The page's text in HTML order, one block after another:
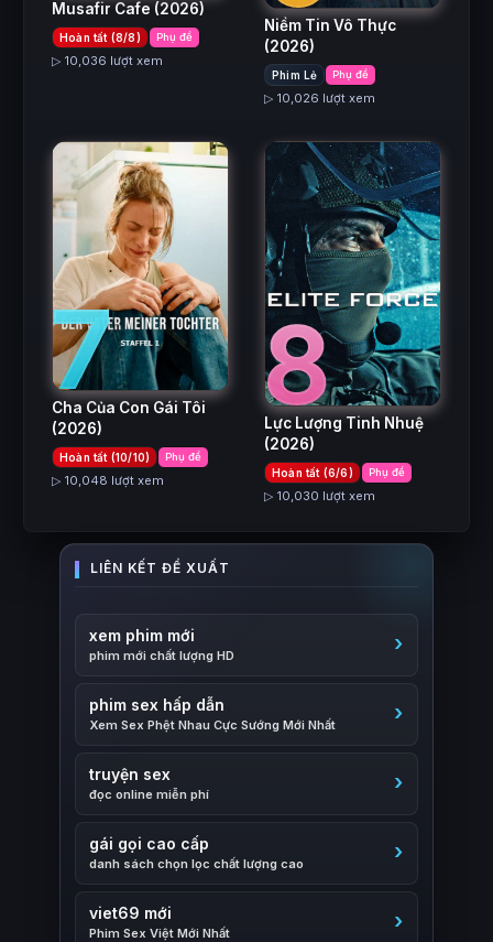
Musafir Cafe (2026)
Hoàn tất (8/8) Phụ đề
▷ 10,036 lượt xem
Niềm Tin Vô Thực
(2026)
Phim Lẻ Phụ đề
▷ 10,026 lượt xem
7
Cha Của Con Gái Tôi
(2026)
Hoàn tất (10/10) Phụ đề
▷ 10,048 lượt xem
8
Lực Lượng Tinh Nhuệ
(2026)
Hoàn tất (6/6) Phụ đề
▷ 10,030 lượt xem
xem phim mới
phim mới chất lượng HD
phim sex hấp dẫn
Xem Sex Phệt Nhau Cực Sướng Mới Nhất
truyện sex
đọc online miễn phí
gái gọi cao cấp
danh sách chọn lọc chất lượng cao
viet69 mới
Phim Sex Việt Mới Nhất